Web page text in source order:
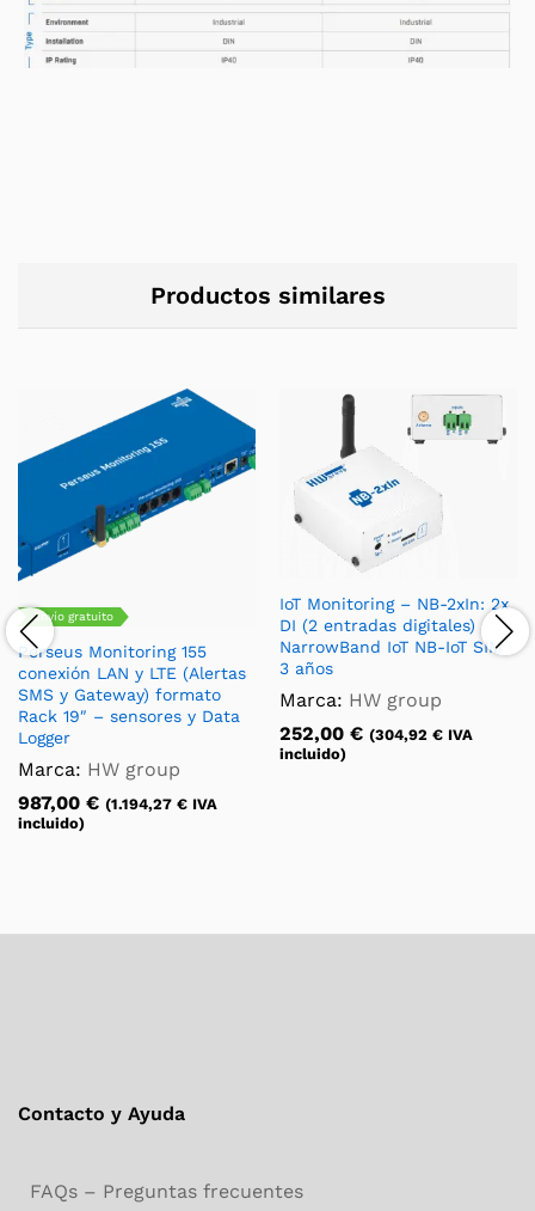
Productos similares
Envío gratuito
Perseus Monitoring 155
conexión LAN y LTE (Alertas
SMS y Gateway) formato
Rack 19″ – sensores y Data
Logger
Marca: HW group
987,00 € (1.194,27 € IVA
incluido)
IoT Monitoring – NB-2xIn: 2x
DI (2 entradas digitales)
NarrowBand IoT NB-IoT SIM
3 años
Marca: HW group
252,00 € (304,92 € IVA
incluido)
Contacto y Ayuda
FAQs – Preguntas frecuentes